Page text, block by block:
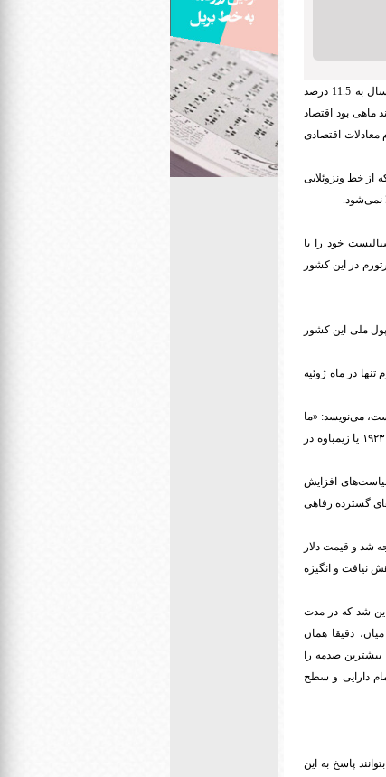
به نقل از خبر آنلاین آخرین گزارش بانک مرکزی نشان می‌دهد که نرخ تورم در مردادماه امسال به 11.5 درصد
است که چند ماهی بود اقتصاد
و رسیدن نرخ دلار به بیش از 13 هزار تومان، تمام معادلات اقتصادی
از خط ونزوئلایی
نمی‌شود.
خود را با
در این کشور
رییس‌جمهوری این کشور دستور حذف 3 صفر از واحد پول ملی این کشور
در ماه ژوئیه
می‌نویسد: «ما
پیش‌بینی می‌کنیم تورم این کشور تا پایان ۲۰۱۸ به ۱ میلیون درصد برسد تا نشان دهد شرایط در ونزوئلا مشابه آلمان ۱۹۲۳ یا زیمباوه در
سیاست‌های افزایش
گسترده رفاهی
شد و قیمت دلار
نیافت و انگیزه
شد که در مدت
دقیقا همان
صدمه را
دارایی و سطح
پاسخ به این